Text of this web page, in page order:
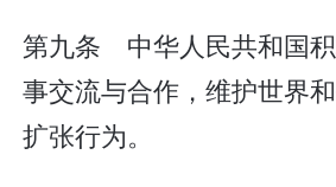
第九条 中华人民共和国
事交流与合作，维护世界
扩张行为。